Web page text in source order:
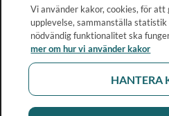
Vi använder kakor, cookies, för
upplevelse, sammanställa
nödvändig funktionalitet ska
mer om hur vi använder kakor
HANTERA